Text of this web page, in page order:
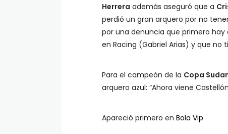
Herrera además aseguró que a
perdió un gran arquero por no
por una denuncia que primero hay
en Racing (Gabriel Arias) y que no
Para el campeón de la Copa
arquero azul: “Ahora viene
Apareció primero en Bola Vip